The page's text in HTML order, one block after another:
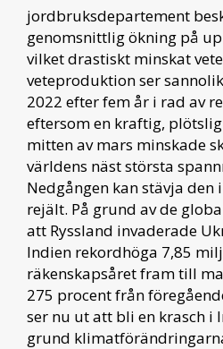
jordbruksdepartement
genomsnittlig ökning på
vilket drastiskt minskat
veteproduktion ser
2022 efter fem år i rad av
eftersom en kraftig,
mitten av mars minskade
världens näst största
Nedgången kan stävja den
rejält. På grund av de
att Ryssland invaderade
Indien rekordhöga 7,85
räkenskapsåret fram till
275 procent från
ser nu ut att bli en krasch i
grund